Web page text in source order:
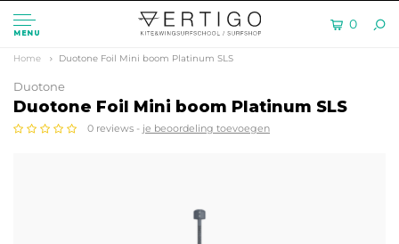
MENU
0
Home Duotone Foil Mini boom Platinum SLS
Duotone
Duotone Foil Mini boom Platinum SLS
0 reviews - je beoordeling toevoegen